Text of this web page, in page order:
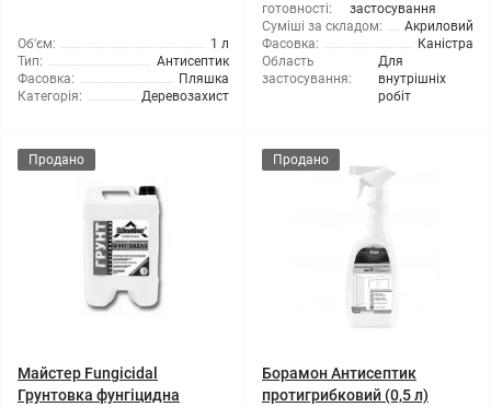
Об'єм:
1 л
Тип:
Антисептик
Фасовка:
Пляшка
Категорія:
Деревозахист
готовності:
застосування
Суміші за складом:
Акриловий
Фасовка:
Каністра
Область
застосування:
Для
внутрішніх
робіт
Продано
Майстер Fungicidal
Грунтовка фунгіцидна
Продано
Борамон Антисептик
протигрибковий (0,5 л)